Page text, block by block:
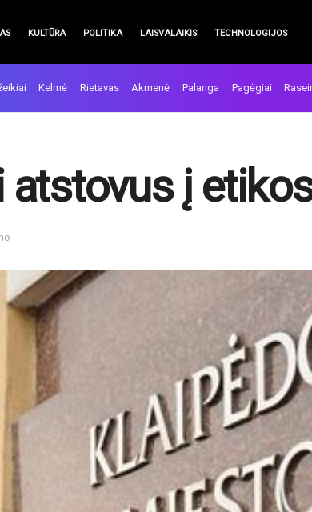
KULTŪRA POLITIKA LAISVALAIKIS TECHNOLOGIJOS
Kelmė Rietavas Akmenė Palanga Pagėgiai
atstovus į